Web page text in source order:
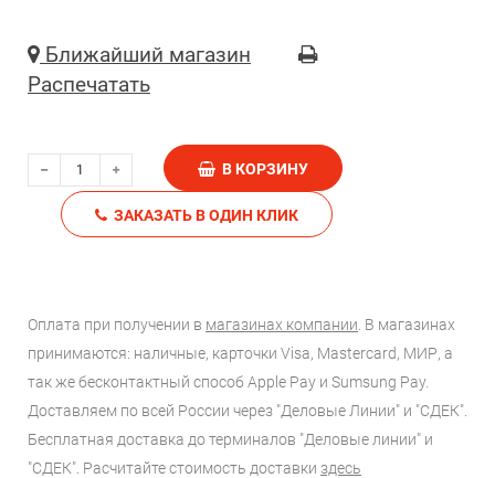
Ближайший магазин
Распечатать
В КОРЗИНУ
ЗАКАЗАТЬ В ОДИН КЛИК
Оплата при получении в магазинах компании . В магазинах
принимаются: наличные, карточки Visa, Mastercard, МИР, а
так же бесконтактный способ Apple Pay и Sumsung Pay.
Доставляем по всей России через "Деловые Линии" и "СДЕК".
Бесплатная доставка до терминалов "Деловые линии" и
"СДЕК". Расчитайте стоимость доставки здесь